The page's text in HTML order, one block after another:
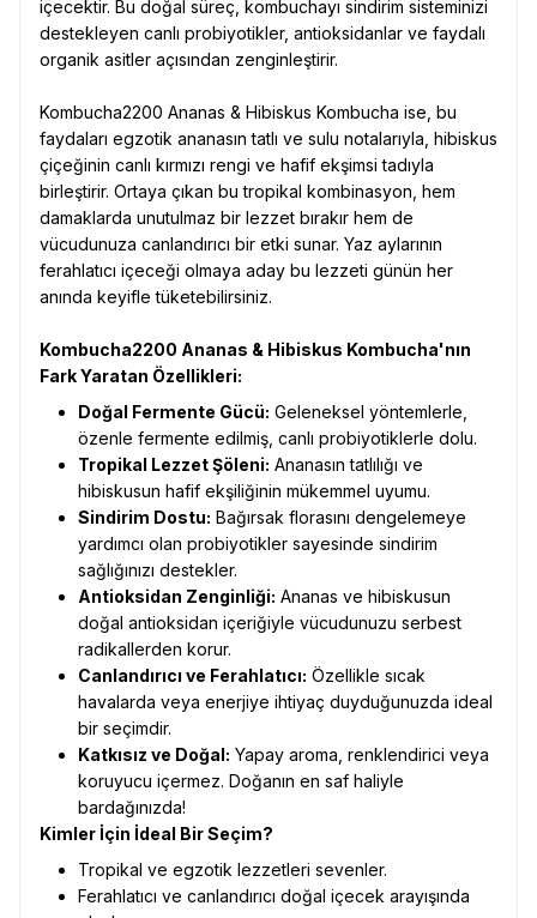
içecektir. Bu doğal süreç, kombuchayı sindirim sisteminizi
destekleyen canlı probiyotikler, antioksidanlar ve faydalı
organik asitler açısından zenginleştirir.
Kombucha2200 Ananas & Hibiskus Kombucha ise, bu
faydaları egzotik ananasın tatlı ve sulu notalarıyla, hibiskus
çiçeğinin canlı kırmızı rengi ve hafif ekşimsi tadıyla
birleştirir. Ortaya çıkan bu tropikal kombinasyon, hem
damaklarda unutulmaz bir lezzet bırakır hem de
vücudunuza canlandırıcı bir etki sunar. Yaz aylarının
ferahlatıcı içeceği olmaya aday bu lezzeti günün her
anında keyifle tüketebilirsiniz.
Kombucha2200 Ananas & Hibiskus Kombucha'nın
Fark Yaratan Özellikleri:
Doğal Fermente Gücü: Geleneksel yöntemlerle,
özenle fermente edilmiş, canlı probiyotiklerle dolu.
Tropikal Lezzet Şöleni: Ananasın tatlılığı ve
hibiskusun hafif ekşiliğinin mükemmel uyumu.
Sindirim Dostu: Bağırsak florasını dengelemeye
yardımcı olan probiyotikler sayesinde sindirim
sağlığınızı destekler.
Antioksidan Zenginliği: Ananas ve hibiskusun
doğal antioksidan içeriğiyle vücudunuzu serbest
radikallerden korur.
Canlandırıcı ve Ferahlatıcı: Özellikle sıcak
havalarda veya enerjiye ihtiyaç duyduğunuzda ideal
bir seçimdir.
Katkısız ve Doğal: Yapay aroma, renklendirici veya
koruyucu içermez. Doğanın en saf haliyle
bardağınızda!
Kimler İçin İdeal Bir Seçim?
Tropikal ve egzotik lezzetleri sevenler.
Ferahlatıcı ve canlandırıcı doğal içecek arayışında